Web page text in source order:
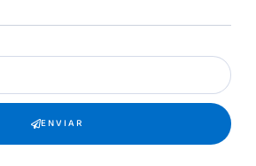
ENVIAR